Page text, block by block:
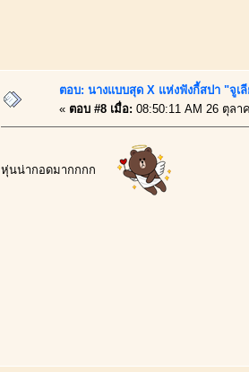
ตอบ: นางแบบสุด X แห่งฟังกี้สปา "จูเ
« ตอบ #8 เมื่อ: 08:50:11 AM 26 ตุลา
หุ่นน่ากอดมากกกก